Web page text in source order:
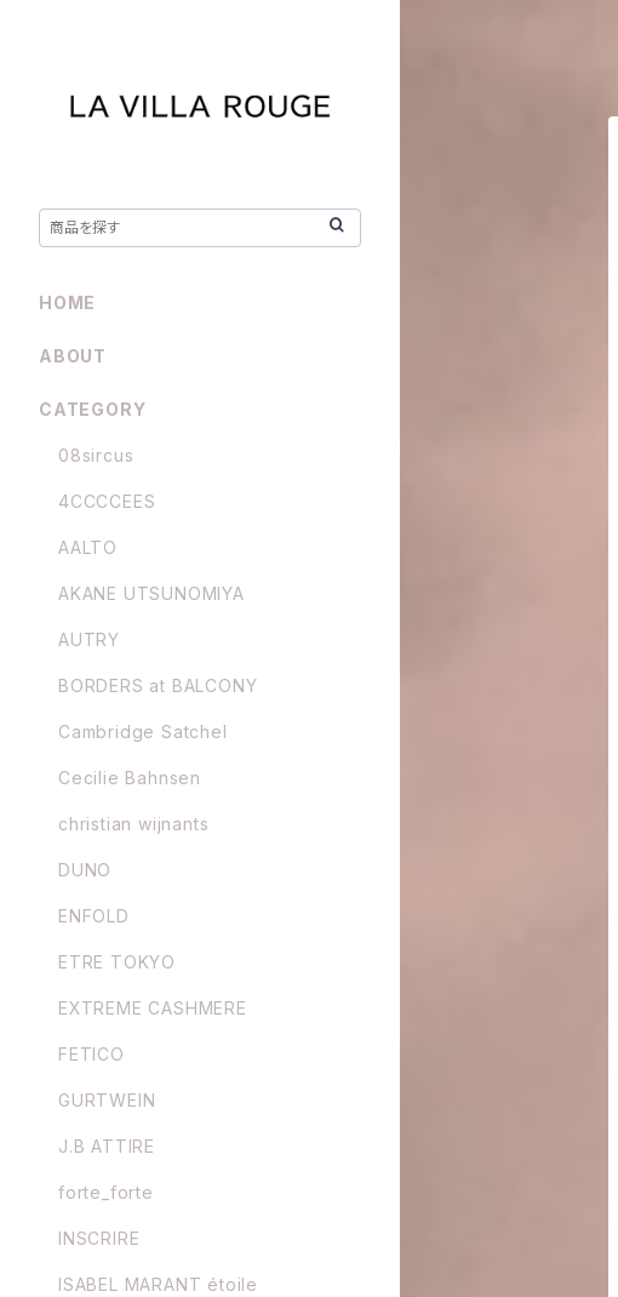
HOME
ABOUT
CATEGORY
08sircus
4CCCCEES
AALTO
AKANE UTSUNOMIYA
AUTRY
BORDERS at BALCONY
Cambridge Satchel
Cecilie Bahnsen
christian wijnants
DUNO
ENFOLD
ETRE TOKYO
EXTREME CASHMERE
FETICO
GURTWEIN
J.B ATTIRE
forte_forte
INSCRIRE
ISABEL MARANT étoile